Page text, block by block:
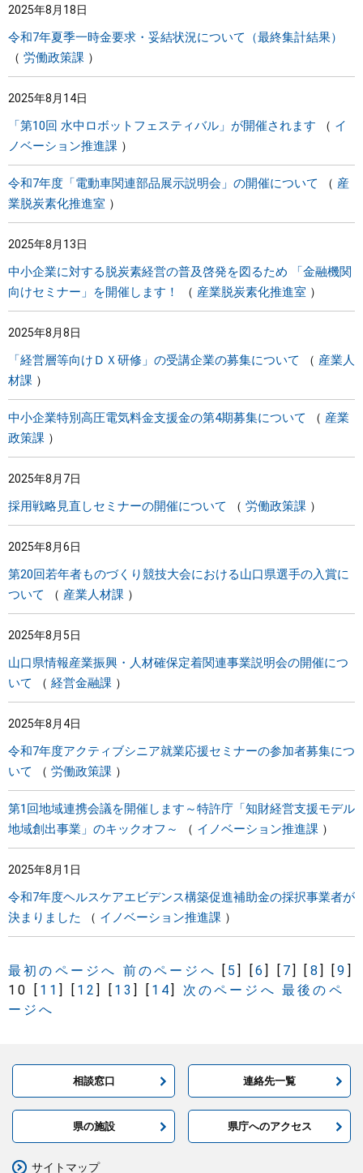
2025年8月18日
令和7年夏季一時金要求・妥結状況について（最終集計結果）
労働政策課
2025年8月14日
「第10回 水中ロボットフェスティバル」が開催されます
イ
ノベーション推進課
令和7年度「電動車関連部品展示説明会」の開催について
産
業脱炭素化推進室
2025年8月13日
中小企業に対する脱炭素経営の普及啓発を図るため 「金融機関
向けセミナー」を開催します！
産業脱炭素化推進室
2025年8月8日
「経営層等向けＤＸ研修」の受講企業の募集について
産業人
材課
中小企業特別高圧電気料金支援金の第4期募集について
産業
政策課
2025年8月7日
採用戦略見直しセミナーの開催について 労働政策課
2025年8月6日
第20回若年者ものづくり競技大会における山口県選手の入賞に
ついて
産業人材課
2025年8月5日
山口県情報産業振興・人材確保定着関連事業説明会の開催につ
いて
経営金融課
2025年8月4日
令和7年度アクティブシニア就業応援セミナーの参加者募集につ
いて
労働政策課
第1回地域連携会議を開催します～特許庁「知財経営支援モデル
地域創出事業」のキックオフ～
イノベーション推進課
2025年8月1日
令和7年度ヘルスケアエビデンス構築促進補助金の採択事業者が
決まりました
イノベーション推進課
最初のページへ 前のページへ [ 5] [6] [ 7] [ 8] [9 ]
10
[ 11] [ 12] [ 13] [ 14] 次のページへ 最後のペ
ージへ
相談窓口 連絡先一覧
県の施設 県庁へのアクセス
サイトマップ